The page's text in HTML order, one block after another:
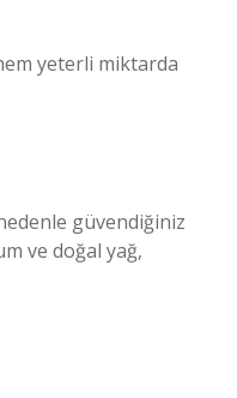
yeterli miktarda
güvendiğiniz
ve doğal yağ,